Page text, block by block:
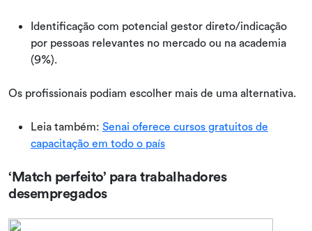
Identificação com potencial gestor direto/indicação
por pessoas relevantes no mercado ou na academia
(9%).
Os profissionais podiam escolher mais de uma alternativa.
Leia também: Senai oferece cursos gratuitos de
capacitação em todo o país
‘Match perfeito’ para trabalhadores
desempregados